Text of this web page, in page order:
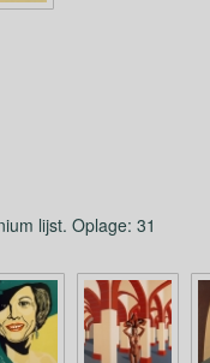
lijst. Oplage: 31